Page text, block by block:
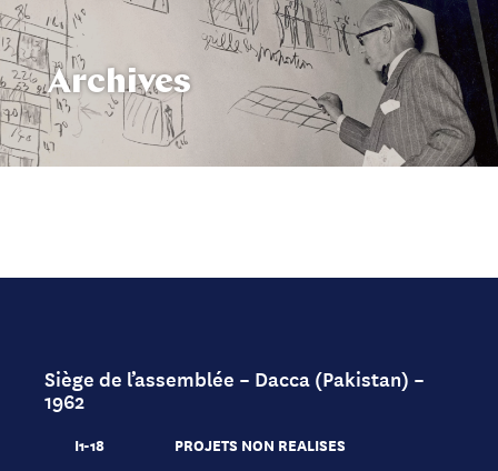
Archives
Siège de l’assemblée – Dacca (Pakistan) –
1962
I1-18
PROJETS NON REALISES